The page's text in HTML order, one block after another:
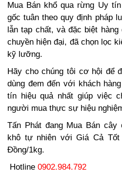
Mua Bán khổ qua rừng Uy
gốc tuân theo quy định pháp
lẫn tạp chất, và đặc biệt
chuyền hiện đại, đã chọn lọc
kỹ lưỡng.
Hãy cho chúng tôi cơ hội để
dùng đem đến với khách
tín hiệu quả nhất giúp việc
người mua thực sự hiệu
Tấn Phát đang Mua Bán cây
khô tự nhiên với Giá Cả Tốt
Đồng/1kg.
Hotline 0902.984.792